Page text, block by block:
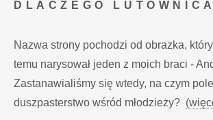
DLACZEGO
Nazwa strony pochodzi od obrazka,
temu narysował jeden z moich braci -
Zastanawialiśmy się wtedy, na czym
duszpasterstwo wśród młodzieży?